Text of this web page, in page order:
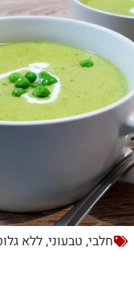
חלבי, טבעוני,ללא